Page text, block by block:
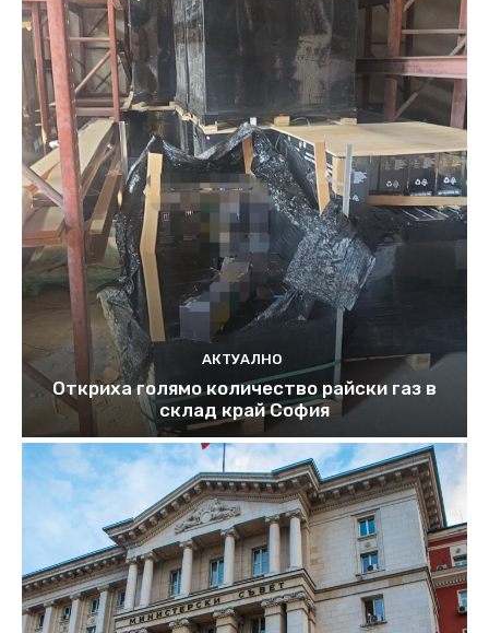
АКТУАЛНО
Откриха голямо количество райски газ в
склад край София